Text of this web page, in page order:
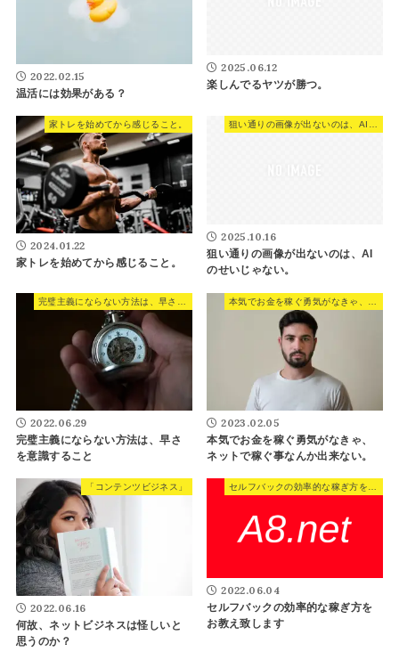
2022.02.15
温活には効果がある？
2025.06.12
楽しんでるヤツが勝つ。
家トレを始めてから感じること。
2024.01.22
家トレを始めてから感じること。
2025.10.16
狙い通りの画像が出ないのは、AI
のせいじゃない。
2022.06.29
完璧主義にならない方法は、早さ
を意識すること
2023.02.05
本気でお金を稼ぐ勇気がなきゃ、
ネットで稼ぐ事なんか出来ない。
「コンテンツビジネス」
2022.06.16
何故、ネットビジネスは怪しいと
思うのか？
2022.06.04
セルフバックの効率的な稼ぎ方を
お教え致します